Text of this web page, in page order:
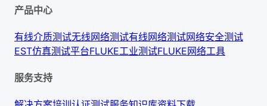
产品中心
有线介质测试无线网络测试有线网络测试网络安全测试
EST仿真测试平台FLUKE工业测试FLUKE网络工具
服务支持